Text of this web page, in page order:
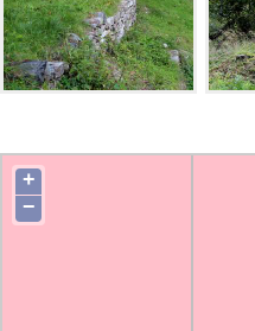
+
−